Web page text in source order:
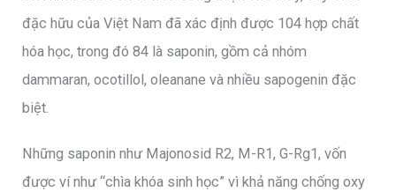
đặc hữu của Việt Nam đã xác định được 104 hợp chất
hóa học, trong đó 84 là saponin, gồm cả nhóm
dammaran, ocotillol, oleanane và nhiều sapogenin đặc
biệt.
Những saponin như Majonosid R2, M-R1, G-Rg1, vốn
được ví như “chìa khóa sinh học” vì khả năng chống oxy